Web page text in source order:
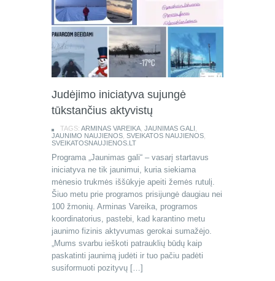
Judėjimo iniciatyva sujungė
tūkstančius aktyvistų
TAGS: ARMINAS VAREIKA JAUNIMAS GALI
JAUNIMO NAUJIENOS SVEIKATOS NAUJIENOS
SVEIKATOSNAUJIENOS.LT
Programa „Jaunimas gali“ – vasarį startavus
iniciatyva ne tik jaunimui, kuria siekiama
mėnesio trukmės iššūkyje apeiti žemės rutulį.
Šiuo metu prie programos prisijungė daugiau nei
100 žmonių. Arminas Vareika, programos
koordinatorius, pastebi, kad karantino metu
jaunimo fizinis aktyvumas gerokai sumažėjo.
„Mums svarbu ieškoti patrauklių būdų kaip
paskatinti jaunimą judėti ir tuo pačiu padėti
susiformuoti pozityvų […]